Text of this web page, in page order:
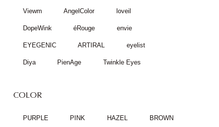
Viewm AngelColor loveil
DopeWink éRouge envie
EYEGENIC ARTIRAL eyelist
Diya PienAge Twinkle Eyes
COLOR
PURPLE PINK HAZEL BROWN